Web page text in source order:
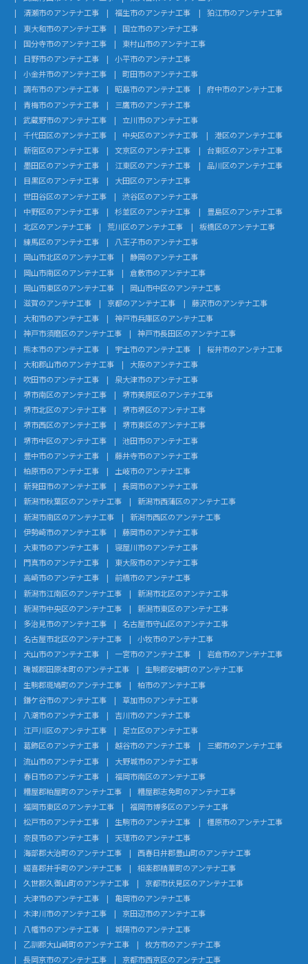
清瀬市のアンテナ工事
福生市のアンテナ工事
狛江市のアンテナ工事
東大和市のアンテナ工事
国立市のアンテナ工事
国分寺市のアンテナ工事
東村山市のアンテナ工事
日野市のアンテナ工事
小平市のアンテナ工事
小金井市のアンテナ工事
町田市のアンテナ工事
調布市のアンテナ工事
昭島市のアンテナ工事
府中市のアンテナ工事
青梅市のアンテナ工事
三鷹市のアンテナ工事
武蔵野市のアンテナ工事
立川市のアンテナ工事
千代田区のアンテナ工事
中央区のアンテナ工事
港区のアンテナ工事
新宿区のアンテナ工事
文京区のアンテナ工事
台東区のアンテナ工事
墨田区のアンテナ工事
江東区のアンテナ工事
品川区のアンテナ工事
目黒区のアンテナ工事
大田区のアンテナ工事
世田谷区のアンテナ工事
渋谷区のアンテナ工事
中野区のアンテナ工事
杉並区のアンテナ工事
豊島区のアンテナ工事
北区のアンテナ工事
荒川区のアンテナ工事
板橋区のアンテナ工事
練馬区のアンテナ工事
八王子市のアンテナ工事
岡山市北区のアンテナ工事
静岡のアンテナ工事
岡山市南区のアンテナ工事
倉敷市のアンテナ工事
岡山市東区のアンテナ工事
岡山市中区のアンテナ工事
滋賀のアンテナ工事
京都のアンテナ工事
藤沢市のアンテナ工事
大和市のアンテナ工事
神戸市兵庫区のアンテナ工事
神戸市須磨区のアンテナ工事
神戸市長田区のアンテナ工事
熊本市のアンテナ工事
宇土市のアンテナ工事
桜井市のアンテナ工事
大和郡山市のアンテナ工事
大阪のアンテナ工事
吹田市のアンテナ工事
泉大津市のアンテナ工事
堺市南区のアンテナ工事
堺市美原区のアンテナ工事
堺市北区のアンテナ工事
堺市堺区のアンテナ工事
堺市西区のアンテナ工事
堺市東区のアンテナ工事
堺市中区のアンテナ工事
池田市のアンテナ工事
豊中市のアンテナ工事
藤井寺市のアンテナ工事
柏原市のアンテナ工事
土岐市のアンテナ工事
新発田市のアンテナ工事
長岡市のアンテナ工事
新潟市秋葉区のアンテナ工事
新潟市西蒲区のアンテナ工事
新潟市南区のアンテナ工事
新潟市西区のアンテナ工事
伊勢崎市のアンテナ工事
藤岡市のアンテナ工事
大東市のアンテナ工事
寝屋川市のアンテナ工事
門真市のアンテナ工事
東大阪市のアンテナ工事
高崎市のアンテナ工事
前橋市のアンテナ工事
新潟市江南区のアンテナ工事
新潟市北区のアンテナ工事
新潟市中央区のアンテナ工事
新潟市東区のアンテナ工事
多治見市のアンテナ工事
名古屋市守山区のアンテナ工事
名古屋市北区のアンテナ工事
小牧市のアンテナ工事
犬山市のアンテナ工事
一宮市のアンテナ工事
岩倉市のアンテナ工事
磯城郡田原本町のアンテナ工事
生駒郡安堵町のアンテナ工事
生駒郡斑鳩町のアンテナ工事
柏市のアンテナ工事
鎌ケ谷市のアンテナ工事
草加市のアンテナ工事
八潮市のアンテナ工事
吉川市のアンテナ工事
江戸川区のアンテナ工事
足立区のアンテナ工事
葛飾区のアンテナ工事
越谷市のアンテナ工事
三郷市のアンテナ工事
流山市のアンテナ工事
大野城市のアンテナ工事
春日市のアンテナ工事
福岡市南区のアンテナ工事
糟屋郡粕屋町のアンテナ工事
糟屋郡志免町のアンテナ工事
福岡市東区のアンテナ工事
福岡市博多区のアンテナ工事
松戸市のアンテナ工事
生駒市のアンテナ工事
橿原市のアンテナ工事
奈良市のアンテナ工事
天理市のアンテナ工事
海部郡大治町のアンテナ工事
西春日井郡豊山町のアンテナ工事
綴喜郡井手町のアンテナ工事
相楽郡精華町のアンテナ工事
久世郡久御山町のアンテナ工事
京都市伏見区のアンテナ工事
大津市のアンテナ工事
亀岡市のアンテナ工事
木津川市のアンテナ工事
京田辺市のアンテナ工事
八幡市のアンテナ工事
城陽市のアンテナ工事
乙訓郡大山崎町のアンテナ工事
枚方市のアンテナ工事
長岡京市のアンテナ工事
京都市西京区のアンテナ工事